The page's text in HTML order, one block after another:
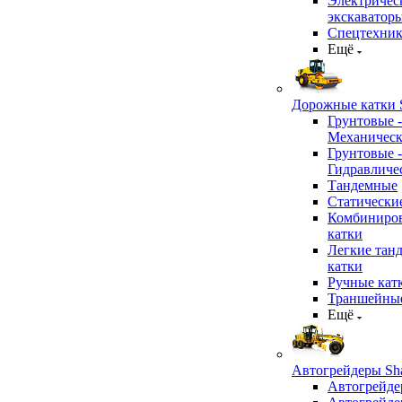
Ещё
Дорожные катки
Грунтовые -
Грунтовые -
Тандемные
катки
Легкие
катки
Ручные
Ещё
Автогрейдеры